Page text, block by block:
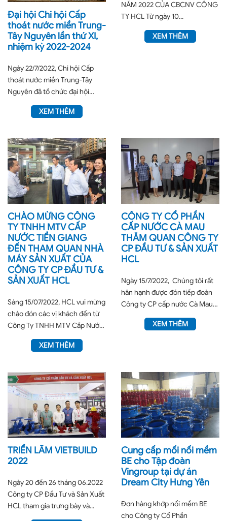
Đại hội Chi hội Cấp
thoát nước miền Trung-
Tây Nguyên lần thứ XI,
nhiệm kỳ 2022-2024
Ngày 22/7/2022, Chi hội Cấp
thoát nước miền Trung-Tây
Nguyên đã tổ chức đại hội
nhiệm kỳ 2022-2024 tại thành
phố Đà...
XEM THÊM
NĂM 2022 CỦA CBCNV CÔNG
TY HCL Từ ngày 10...
XEM THÊM
CHÀO MỪNG CÔNG
TY TNHH MTV CẤP
NƯỚC TIỀN GIANG
ĐẾN THAM QUAN NHÀ
MÁY SẢN XUẤT CỦA
CÔNG TY CP ĐẦU TƯ &
SẢN XUẤT HCL
Sáng 15/07/2022, HCL vui mừng
chào đón các vị khách đến từ
Công Ty TNHH MTV Cấp Nước
Tiền Giang tới tham...
XEM THÊM
CÔNG TY CỔ PHẦN
CẤP NƯỚC CÀ MAU
THĂM QUAN CÔNG TY
CP ĐẦU TƯ & SẢN XUẤT
HCL
Ngày 15/7/2022, Chúng tôi rất
hân hạnh được đón tiếp đoàn
Công ty CP cấp nước Cà Mau
do ông Hồ Tấn...
XEM THÊM
TRIỂN LÃM VIETBUILD
2022
Ngày 20 đến 26 tháng 06.2022
Công ty CP Đầu Tư và Sản Xuất
HCL tham gia trưng bày và...
Cung cấp mối nối mềm
BE cho Tập đoàn
Vingroup tại dự án
Dream City Hưng Yên
Đơn hàng khớp nối mềm BE
cho Công ty Cổ Phần